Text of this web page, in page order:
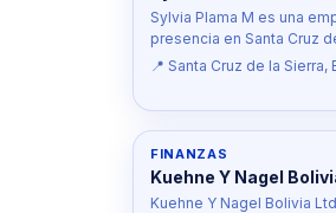
Sylvia Plama M es una
presencia en Santa Cruz
📍 Santa Cruz de la Sierra,
FINANZAS
Kuehne Y Nagel
Kuehne Y Nagel Bolivia